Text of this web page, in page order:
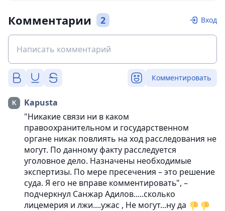
Комментарии 2 Вход
Комментировать
Kapusta
"Никакие связи ни в каком
правоохранительном и государственном
органе никак повлиять на ход расследования не
могут. По данному факту расследуется
уголовное дело. Назначены необходимые
экспертизы. По мере пресечения – это решение
суда. Я его не вправе комментировать", –
подчеркнул Санжар Адилов.....сколько
лицемерия и лжи....ужас , Не могут...ну да